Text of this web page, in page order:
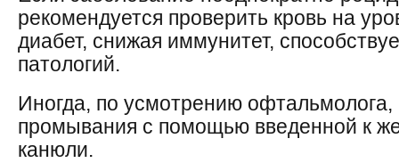
рекомендуется проверить кровь на
диабет, снижая иммунитет,
патологий.
Иногда, по усмотрению офтальмолога,
промывания с помощью введенной к
канюли.